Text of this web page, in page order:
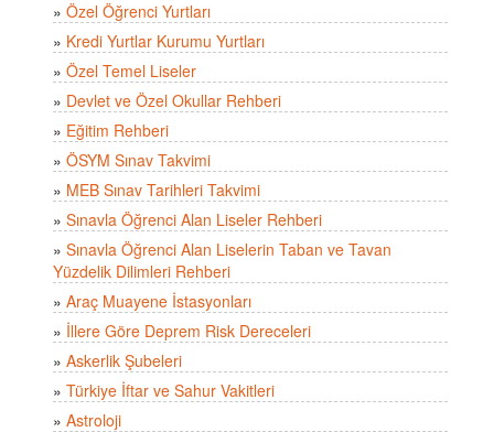
» Özel Öğrenci Yurtları
» Kredi Yurtlar Kurumu Yurtları
» Özel Temel Liseler
» Devlet ve Özel Okullar Rehberi
» Eğitim Rehberi
» ÖSYM Sınav Takvimi
» MEB Sınav Tarihleri Takvimi
» Sınavla Öğrenci Alan Liseler Rehberi
» Sınavla Öğrenci Alan Liselerin Taban ve Tavan
Yüzdelik Dilimleri Rehberi
» Araç Muayene İstasyonları
» İllere Göre Deprem Risk Dereceleri
» Askerlik Şubeleri
» Türkiye İftar ve Sahur Vakitleri
» Astroloji